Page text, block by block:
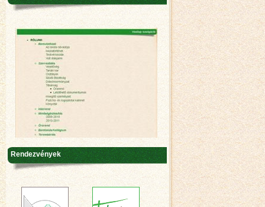
Rendezvények